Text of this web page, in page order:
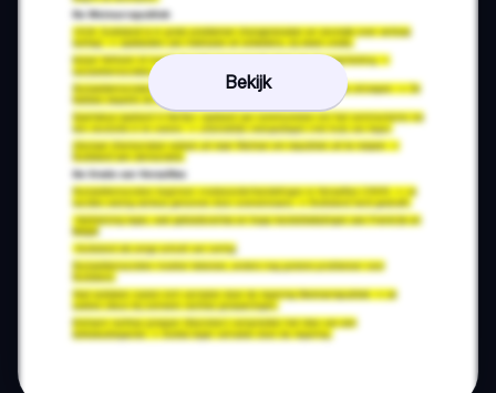
Bekijk